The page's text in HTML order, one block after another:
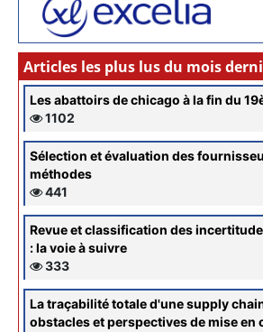
Articles les plus lus du mois
Les abattoirs de chicago à la fin du
1102
Sélection et évaluation des
méthodes
441
Revue et classification des
: la voie à suivre
333
La traçabilité totale d'une supply
obstacles et perspectives de mise